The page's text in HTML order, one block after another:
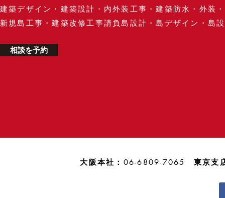
建築デザイン・ 建築設計・内外装工事・建築防水・外装
新規島工事・建築改修工事請負島設計・島デザイン・ 島
相談を予約
大阪本社： 06-6809-7065 東京支